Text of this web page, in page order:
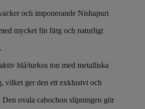
och imponerande Nishapuri
mycket fin färg och naturligt
blå/turkos ton med metalliska
vilket ger den ett exklusivt och
Den ovala cabochon slipningen gör